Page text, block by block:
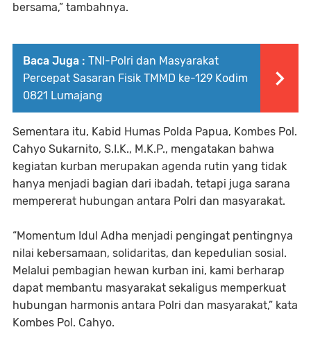
bersama,” tambahnya.
Baca Juga : TNI-Polri dan Masyarakat
Percepat Sasaran Fisik TMMD ke-129 Kodim
0821 Lumajang
Sementara itu, Kabid Humas Polda Papua, Kombes Pol.
Cahyo Sukarnito, S.I.K., M.K.P., mengatakan bahwa
kegiatan kurban merupakan agenda rutin yang tidak
hanya menjadi bagian dari ibadah, tetapi juga sarana
mempererat hubungan antara Polri dan masyarakat.
“Momentum Idul Adha menjadi pengingat pentingnya
nilai kebersamaan, solidaritas, dan kepedulian sosial.
Melalui pembagian hewan kurban ini, kami berharap
dapat membantu masyarakat sekaligus memperkuat
hubungan harmonis antara Polri dan masyarakat,” kata
Kombes Pol. Cahyo.